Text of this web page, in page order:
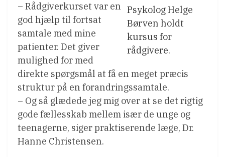
Psykolog Helge
Børven holdt
kursus for
rådgivere.
– Rådgiverkurset var en
god hjælp til fortsat
samtale med mine
patienter. Det giver
mulighed for med
direkte spørgsmål at få en meget præcis
struktur på en forandringssamtale.
– Og så glædede jeg mig over at se det rigtig
gode fællesskab mellem især de unge og
teenagerne, siger praktiserende læge, Dr.
Hanne Christensen.